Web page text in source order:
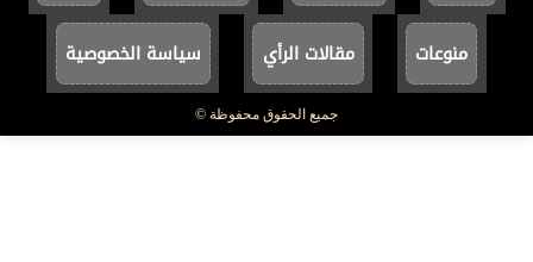
منوعات مقالات الرأي سياسة الخصوصية
جميع الحقوق محفوظة ©